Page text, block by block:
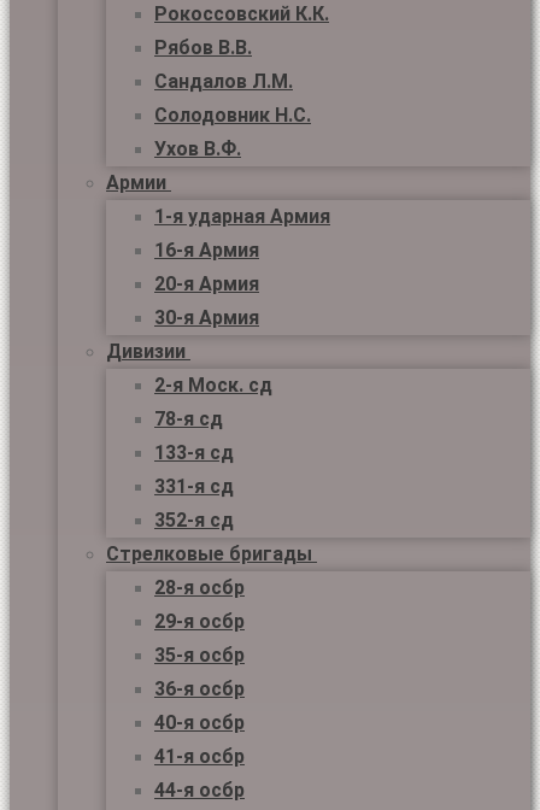
Рокоссовский К.К.
Рябов В.В.
Сандалов Л.М.
Солодовник Н.С.
Ухов В.Ф.
Армии
1-я ударная Армия
16-я Армия
20-я Армия
30-я Армия
Дивизии
2-я Моск. сд
78-я сд
133-я сд
331-я сд
352-я сд
Стрелковые бригады
28-я осбр
29-я осбр
35-я осбр
36-я осбр
40-я осбр
41-я осбр
44-я осбр